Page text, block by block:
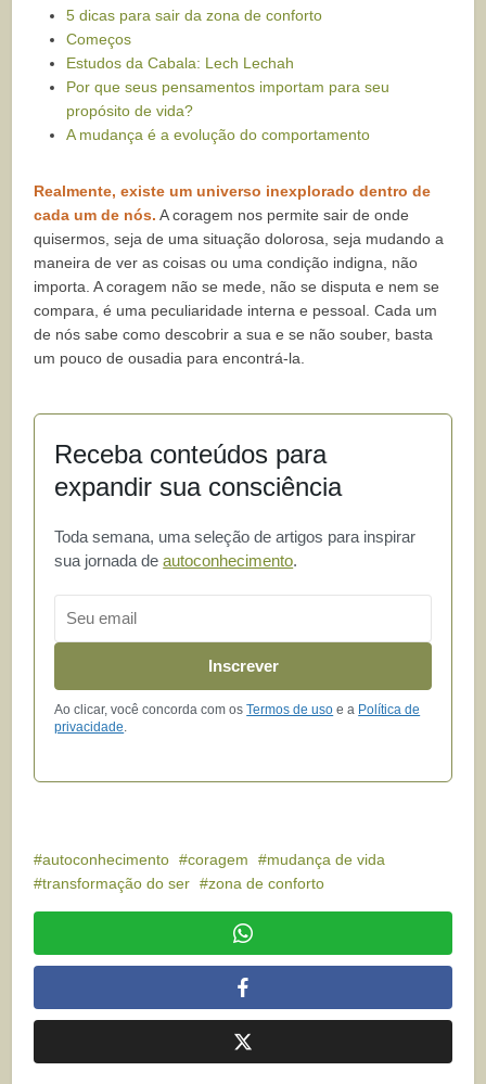
5 dicas para sair da zona de conforto
Começos
Estudos da Cabala: Lech Lechah
Por que seus pensamentos importam para seu
propósito de vida?
A mudança é a evolução do comportamento
Realmente, existe um universo inexplorado dentro de
cada um de nós. A coragem nos permite sair de onde
quisermos, seja de uma situação dolorosa, seja mudando a
maneira de ver as coisas ou uma condição indigna, não
importa. A coragem não se mede, não se disputa e nem se
compara, é uma peculiaridade interna e pessoal. Cada um
de nós sabe como descobrir a sua e se não souber, basta
um pouco de ousadia para encontrá-la.
Receba conteúdos para
expandir sua consciência
Toda semana, uma seleção de artigos para inspirar
sua jornada deautoconhecimento.
Inscrever
Ao clicar, você concorda com osTermos de uso e a Política de
privacidade
autoconhecimento coragem
mudança de vida
transformação do ser
zona de conforto